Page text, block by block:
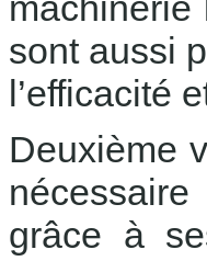
sont aussi
l’efficacité
Deuxième
grâce à